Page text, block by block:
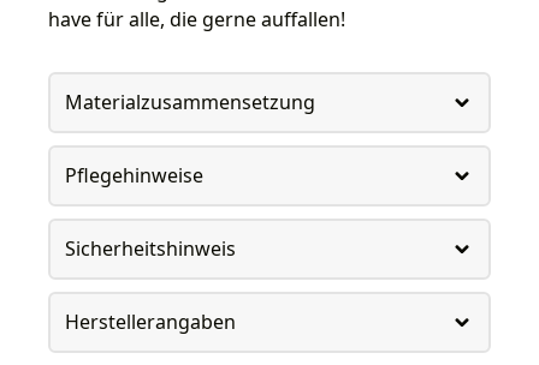
have für alle, die gerne auffallen!
Materialzusammensetzung
Pflegehinweise
Sicherheitshinweis
Herstellerangaben